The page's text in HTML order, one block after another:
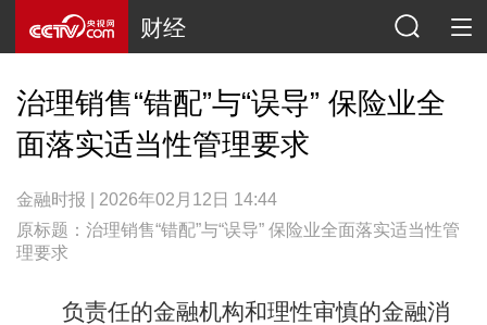
财经
治理销售“错配”与“误导” 保险业全
面落实适当性管理要求
金融时报 | 2026年02月12日 14:44
原标题：治理销售“错配”与“误导” 保险业全面落实适当性管
理要求
负责任的金融机构和理性审慎的金融消